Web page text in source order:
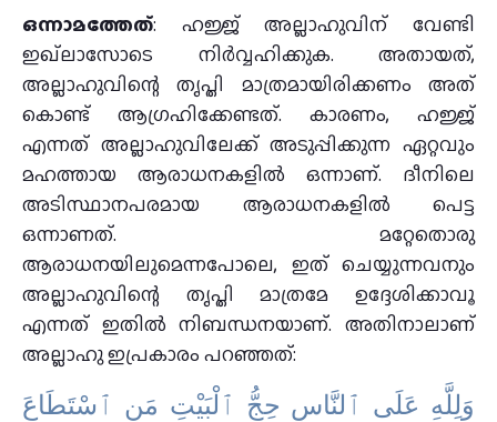
ഒന്നാമത്തേത്: ഹജ്ജ് അല്ലാഹുവിന് വേണ്ടി
ഇഖ്‌ലാസോടെ നിര്‍വ്വഹിക്കുക. അതായത്,
അല്ലാഹുവിന്റെ തൃപ്തി മാത്രമായിരിക്കണം അത്
കൊണ്ട് ആഗ്രഹിക്കേണ്ടത്. കാരണം, ഹജ്ജ്
എന്നത് അല്ലാഹുവിലേക്ക് അടുപ്പിക്കുന്ന ഏറ്റവും
മഹത്തായ ആരാധനകളിൽ ഒന്നാണ്. ദീനിലെ
അടിസ്ഥാനപരമായ ആരാധനകളിൽ പെട്ട
ഒന്നാണത്. മറ്റേതൊരു
ആരാധനയിലുമെന്നപോലെ, ഇത് ചെയ്യുന്നവനും
അല്ലാഹുവിന്റെ തൃപ്തി മാത്രമേ ഉദ്ദേശിക്കാവൂ
എന്നത് ഇതിൽ നിബന്ധനയാണ്. അതിനാലാണ്
അല്ലാഹു ഇപ്രകാരം പറഞ്ഞത്:
وَلِلَّهِ عَلَى ٱلنَّاسِ حِجُّ ٱلْبَيْتِ مَنِ ٱسْتَطَاعَ